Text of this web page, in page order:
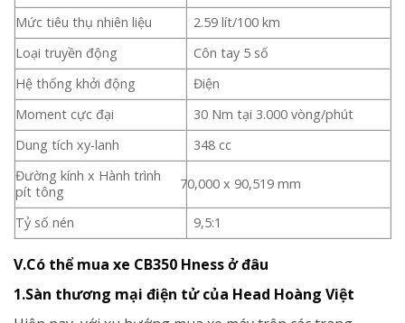
Mức tiêu thụ nhiên liệu
2.59 lít/100 km
Loại truyền động
Côn tay 5 số
Hệ thống khởi động
Điện
Moment cực đại
30 Nm tại 3.000 vòng/phút
Dung tích xy-lanh
348 cc
Đường kính x Hành trình
pít tông
70,000 x 90,519 mm
Tỷ số nén 9,5:1
V.Có thể mua xe CB350 Hness ở đâu
1.Sàn thương mại điện tử của Head Hoàng Việt